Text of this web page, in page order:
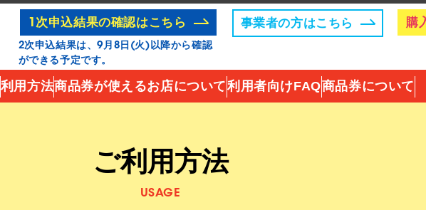
1次申込結果の確認はこちら
2次申込結果は、9月8日(火)以降から確認
ができる予定です。
事業者の方はこちら 購
利用方法商品券が使えるお店について利用者向けFAQ商品券について
ご利用方法
USAGE